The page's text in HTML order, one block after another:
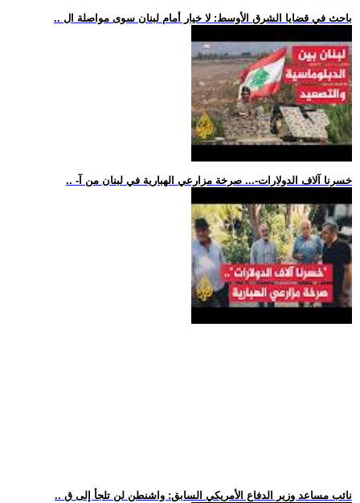
.. باحث في قضايا الشرق الأوسط: لا خيار أمام لبنان سوى مواصلة ال
.. -خسرنا آلاف الدولارات-... صرخة مزارعي الهبارية في لبنان من آ
.. نائب مساعد وزير الدفاع الأمريكي السابق: واشنطن لن تلجأ إلى ق